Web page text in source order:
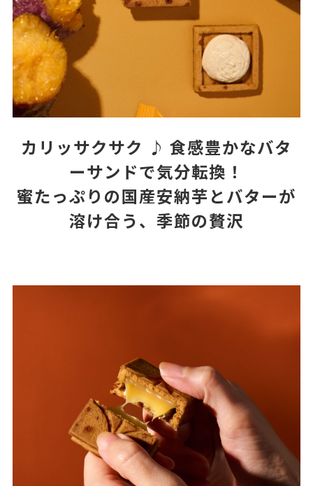
カリッサクサク ♪ 食感豊かなバタ
ーサンドで気分転換！
蜜たっぷりの国産安納芋とバターが
溶け合う、季節の贅沢